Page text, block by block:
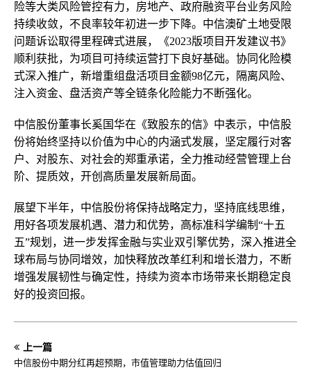
险等大类风险管控有力，房地产、政府融资平台业务风险
持续收敛，不良率较年初进一步下降。中信澳矿土地受限
问题诉讼取得里程碑式进展，《2023版项目开发建议书》
顺利获批，为项目可持续运营打下良好基础。协同化险模
式深入推广，新增重组盘活项目金额98亿元，隔离风险、
注入资金、盘活资产等全链条化险能力不断强化。
中信股份董事长奚国华在《致股东的信》中表示，中信股
份将始终坚持以价值为中心的内涵式发展，坚定履行对客
户、对股东、对社会的郑重承诺，全力推动经营管理上台
阶、提质效，开创高质量发展新局面。
展望下半年，中信股份将保持战略定力，坚持底线思维，
用好各项发展机遇、潜力和优势，高标准科学编制“十五
五”规划，进一步发挥金融与实业双引擎优势，深入推进全
球布局与协同增效，加快释放改革红利和增长潜力，不断
增强发展韧性与确定性，持续为资本市场带来长期稳定良
好的投资回报。
上一篇
中信股份中期分红再超预期，市值管理助力估值回归